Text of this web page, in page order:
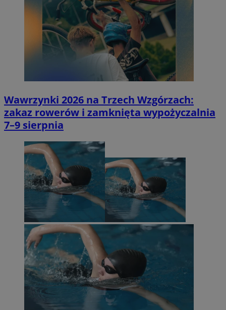
Wawrzynki 2026 na Trzech Wzgórzach:
zakaz rowerów i zamknięta wypożyczalnia
7–9 sierpnia